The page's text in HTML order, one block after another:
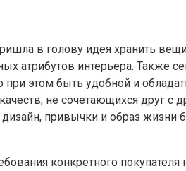
в голову идея хранить
атрибутов интерьера. Также
этом быть удобной и
не сочетающихся друг с
привычки и образ жизни
конкретного покупателя